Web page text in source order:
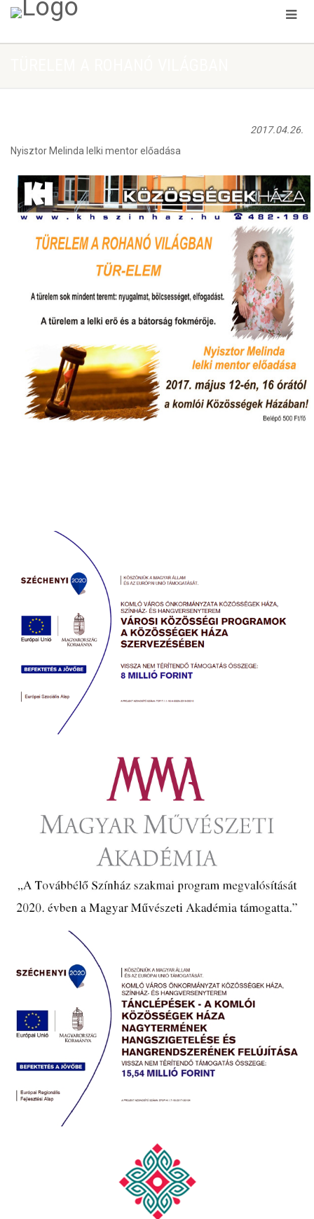
2017.04.26.
Nyisztor Melinda lelki mentor előadása